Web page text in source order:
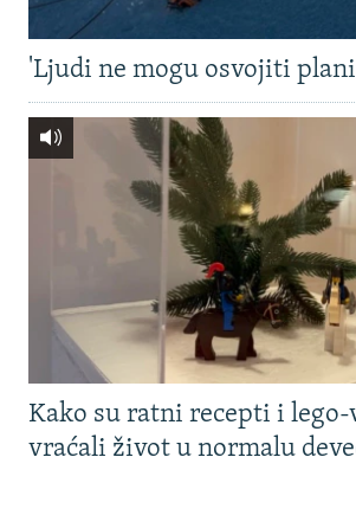
'Ljudi ne mogu osvojiti
Kako su ratni recepti i
vraćali život u normalu